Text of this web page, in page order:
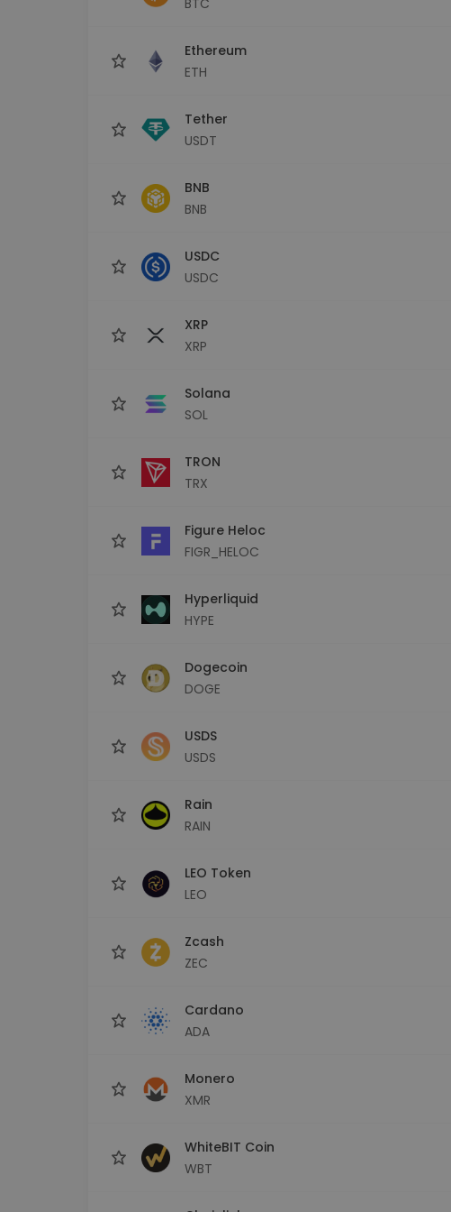
Finde deine Krypto-Strategie
Ethereum
ETH
Tether
USDT
BNB
BNB
USDC
USDC
XRP
XRP
Solana
SOL
TRON
TRX
Figure Heloc
FIGR_HELOC
Hyperliquid
HYPE
Dogecoin
DOGE
USDS
USDS
Rain
RAIN
LEO Token
LEO
Zcash
ZEC
Cardano
ADA
Monero
XMR
WhiteBIT Coin
WBT